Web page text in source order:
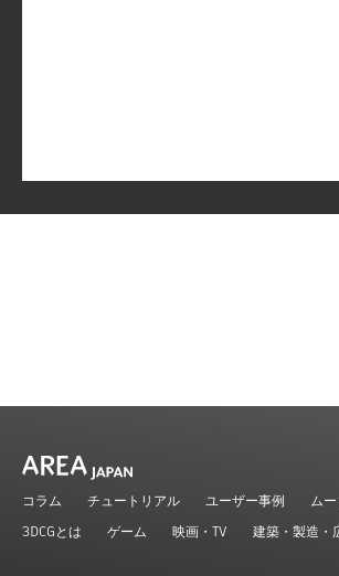
コラム チュートリアル ユーザー事例 ム
3DCGとは
ゲーム 映画・TV 建築・製造・